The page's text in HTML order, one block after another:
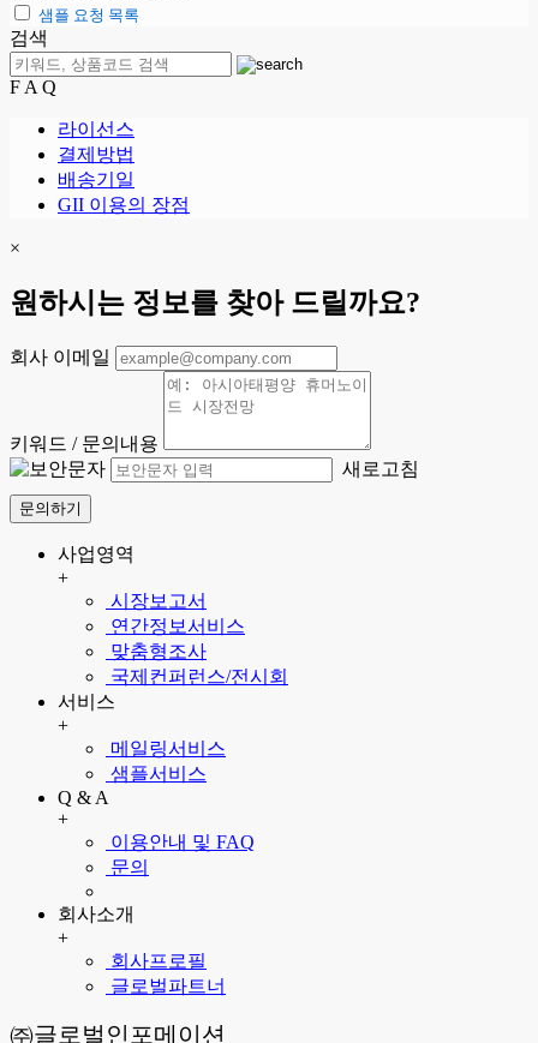
샘플 요청 목록
검색
F A Q
라이선스
결제방법
배송기일
GII 이용의 장점
×
원하시는 정보를 찾아 드릴까요?
회사 이메일
키워드 / 문의내용
새로고침
문의하기
사업영역
+
시장보고서
연간정보서비스
맞춤형조사
국제컨퍼런스/전시회
서비스
+
메일링서비스
샘플서비스
Q & A
+
이용안내 및 FAQ
문의
회사소개
+
회사프로필
글로벌파트너
㈜글로벌인포메이션